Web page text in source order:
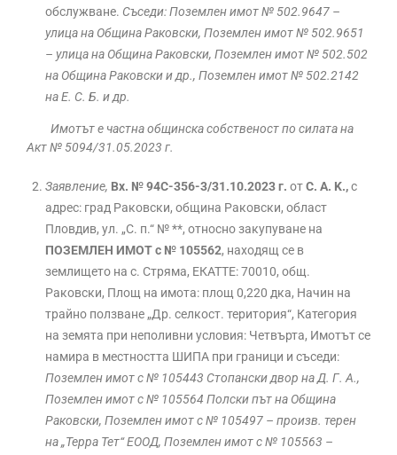
обслужване. Съседи: Поземлен имот № 502.9647 –
улица на Община Раковски, Поземлен имот № 502.9651
– улица на Община Раковски, Поземлен имот № 502.502
на Община Раковски и др., Поземлен имот № 502.2142
на Е. С. Б. и др.
Имотът е частна общинска собственост по силата на
Акт № 5094/31.05.2023 г.
Заявлениe, Вх. № 94С-356-3/31.10.2023 г. отС. А. K.,с
адрес: град Раковски, община Раковски, област
Пловдив, ул. „С. п.“ № **, относно закупуване на
ПОЗЕМЛЕН ИМОТ с № 105562, находящ се в
землището на с. Стряма, ЕКАТТЕ: 70010, общ.
Раковски, Площ на имота: площ 0,220 дка, Начин на
трайно ползване „Др. селкост. територия“, Категория
на земята при неполивни условия: Четвърта, Имотът се
намира в местността ШИПА при граници и съседи:
Поземлен имот с № 105443 Стопански двор на Д. Г. А.,
Поземлен имот с № 105564 Полски път на Община
Раковски, Поземлен имот с № 105497 – произв. терен
на „Терра Тет“ ЕООД, Поземлен имот с № 105563 –